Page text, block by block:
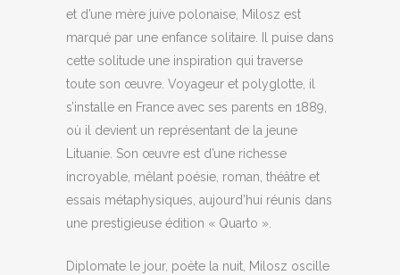
et d’une mère juive polonaise, Milosz est
marqué par une enfance solitaire. Il puise dans
cette solitude une inspiration qui traverse
toute son œuvre. Voyageur et polyglotte, il
s’installe en France avec ses parents en 1889,
où il devient un représentant de la jeune
Lituanie. Son œuvre est d’une richesse
incroyable, mêlant poésie, roman, théâtre et
essais métaphysiques, aujourd’hui réunis dans
une prestigieuse édition « Quarto ».
Diplomate le jour, poète la nuit, Milosz oscille